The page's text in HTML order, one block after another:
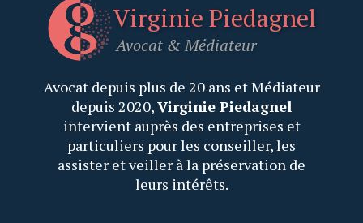
Virginie Piedagnel
Avocat &Médiateur
Avocat depuis plus de 20 ans et Médiateur
depuis 2020,Virginie Piedagnel
intervient auprès des entreprises et
particuliers pour les conseiller, les
assister et veiller à la préservation de
leurs intérêts.